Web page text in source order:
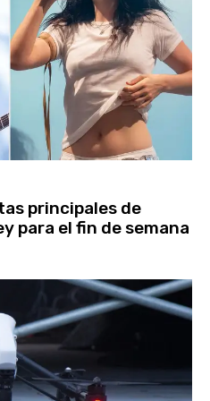
principales de
para el fin de semana